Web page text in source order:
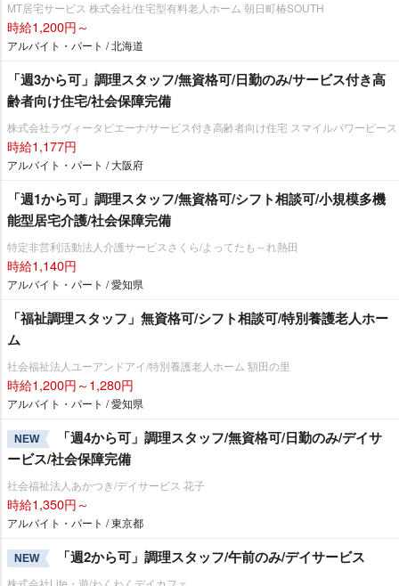
MT居宅サービス 株式会社/住宅型有料老人ホーム 朝日町椿SOUTH
時給1,200円～
アルバイト・パート / 北海道
「週3から可」調理スタッフ/無資格可/日勤のみ/サービス付き高
齢者向け住宅/社会保障完備
株式会社ラヴィータピエーナ/サービス付き高齢者向け住宅 スマイルパワーピース
時給1,177円
アルバイト・パート / 大阪府
「週1から可」調理スタッフ/無資格可/シフト相談可/小規模多機
能型居宅介護/社会保障完備
特定非営利活動法人介護サービスさくら/よってたも～れ熱田
時給1,140円
アルバイト・パート / 愛知県
「福祉調理スタッフ」無資格可/シフト相談可/特別養護老人ホー
ム
社会福祉法人ユーアンドアイ/特別養護老人ホーム 額田の里
時給1,200円～1,280円
アルバイト・パート / 愛知県
NEW
「週4から可」調理スタッフ/無資格可/日勤のみ/デイサ
ービス/社会保障完備
社会福祉法人あかつき/デイサービス 花子
時給1,350円～
アルバイト・パート / 東京都
NEW 「週2から可」調理スタッフ/午前のみ/デイサービス
株式会社Life・遊/わくわくデイカフェ